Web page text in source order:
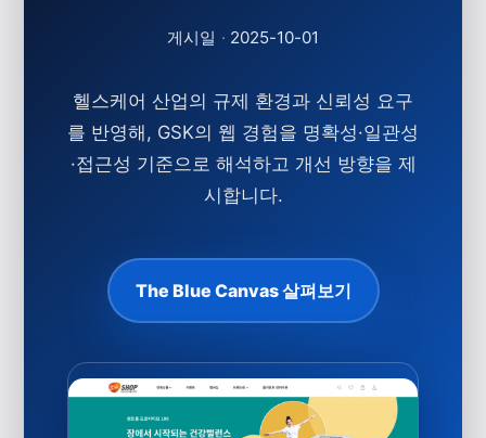
게시일 · 2025-10-01
헬스케어 산업의 규제 환경과 신뢰성 요구
를 반영해, GSK의 웹 경험을 명확성·일관성
·접근성 기준으로 해석하고 개선 방향을 제
시합니다.
The Blue Canvas 살펴보기